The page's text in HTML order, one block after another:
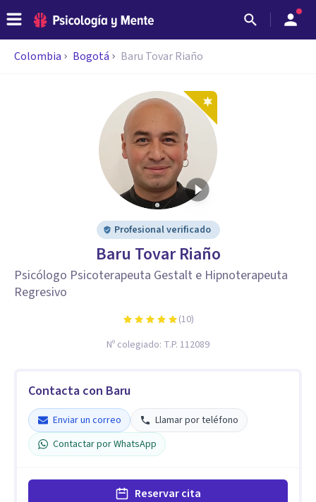
Colombia Bogotá Baru Tovar Riaño
Profesional verificado
Baru Tovar Riaño
Psicólogo Psicoterapeuta Gestalt e Hipnoterapeuta
Regresivo
(10)
Nº colegiado: T.P. 112089
Contacta con Baru
Enviar un correo
Llamar por teléfono
Contactar por WhatsApp
Reservar cita